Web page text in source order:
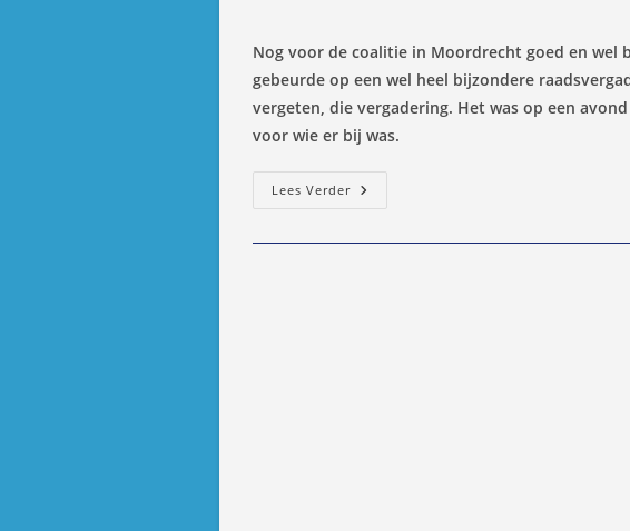
Nog voor de coalitie in Moordrecht goed en wel
gebeurde op een wel heel bijzondere
vergeten, die vergadering. Het was op een
voor wie er bij was.
Lees VerderCoalitie